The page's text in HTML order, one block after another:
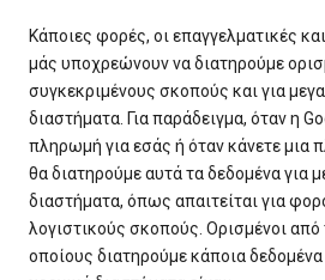
Κάποιες φορές, οι επαγγελματικές
μάς υποχρεώνουν να διατηρούμε
συγκεκριμένους σκοπούς και για
διαστήματα. Για παράδειγμα, όταν η
πληρωμή για εσάς ή όταν κάνετε μια
θα διατηρούμε αυτά τα δεδομένα για
διαστήματα, όπως απαιτείται για
λογιστικούς σκοπούς. Ορισμένοι από
οποίους διατηρούμε κάποια